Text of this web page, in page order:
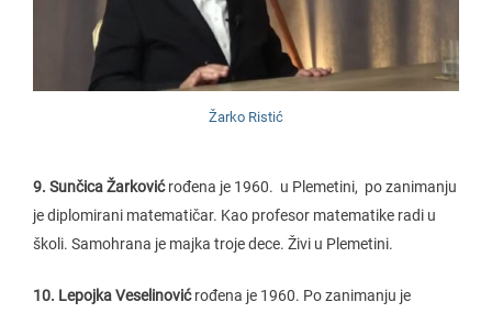
Žarko Ristić
9. Sunčica Žarkovićrođena je 1960. u Plemetini, po zanimanju
je diplomirani matematičar. Kao profesor matematike radi u
školi. Samohrana je majka troje dece. Živi u Plemetini.
10. Lepojka Veselinovićrođena je 1960. Po zanimanju je